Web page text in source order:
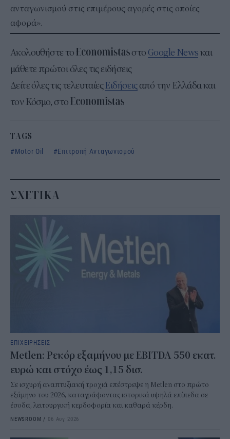
ανταγωνισμού στις επιμέρους αγορές στις οποίες
αφορά».
Ακολουθήστε το στο Google Newsκαι
μάθετε πρώτοι όλες τις ειδήσεις
Δείτε όλες τις τελευταίεςΕιδήσειςαπό την Ελλάδα και
τον Κόσμο, στο
TAGS
Motor Oil
Επιτροπή Ανταγωνισμού
ΣΧΕΤΙΚΑ
ΕΠΙΧΕΙΡΗΣΕΙΣ
Metlen: Ρεκόρ εξαμήνου με EBITDA 550 εκατ.
ευρώ και στόχο έως 1,15 δισ.
Σε ισχυρή αναπτυξιακή τροχιά επέστρεψε η Metlen στο πρώτο
εξάμηνο του 2026, καταγράφοντας ιστορικά υψηλά επίπεδα σε
έσοδα, λειτουργική κερδοφορία και καθαρά κέρδη.
NEWSROOM / 06 Αυγ 2026